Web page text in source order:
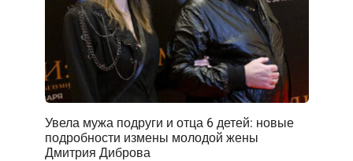
Увела мужа подруги и отца 6 детей: новые
подробности измены молодой жены
Дмитрия Диброва